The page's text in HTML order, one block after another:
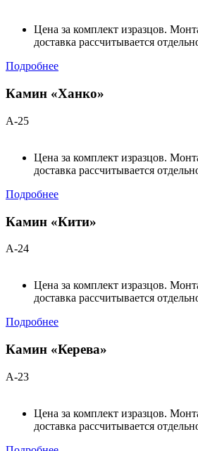
Цена за комплект изразцов.
доставка рассчитывается
Подробнее
Камин «Ханко»
А-25
Цена за комплект изразцов.
доставка рассчитывается
Подробнее
Камин «Кити»
А-24
Цена за комплект изразцов.
доставка рассчитывается
Подробнее
Камин «Керева»
А-23
Цена за комплект изразцов.
доставка рассчитывается